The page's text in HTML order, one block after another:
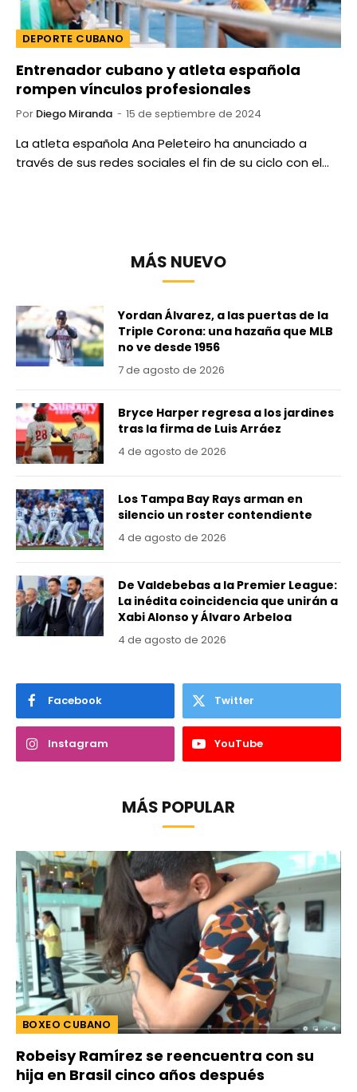
DEPORTE CUBANO
Entrenador cubano y atleta española
rompen vínculos profesionales
Por Diego Miranda 15 de septiembre de 2024
La atleta española Ana Peleteiro ha anunciado a
través de sus redes sociales el fin de su ciclo con el…
MÁS NUEVO
Yordan Álvarez, a las puertas de la
Triple Corona: una hazaña que MLB
no ve desde 1956
7 de agosto de 2026
Bryce Harper regresa a los jardines
tras la firma de Luis Arráez
4 de agosto de 2026
Los Tampa Bay Rays arman en
silencio un roster contendiente
4 de agosto de 2026
De Valdebebas a la Premier League:
La inédita coincidencia que unirán a
Xabi Alonso y Álvaro Arbeloa
4 de agosto de 2026
Facebook Twitter
Instagram YouTube
MÁS POPULAR
BOXEO CUBANO
Robeisy Ramírez se reencuentra con su
hija en Brasil cinco años después